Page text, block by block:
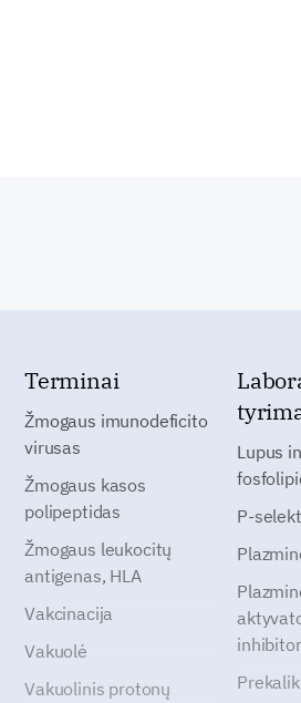
Terminai
Žmogaus imunodeficito
virusas
Žmogaus kasos
polipeptidas
Žmogaus leukocitų
antigenas, HLA
Vakcinacija
Vakuolė
Vakuolinis protonų
Lupus
P-